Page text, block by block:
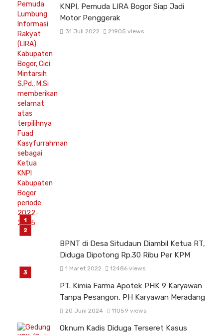
KNPI, Pemuda LIRA Bogor Siap Jadi
Motor Penggerak
31 Juli 2022 21905 views
BPNT di Desa Situdaun Diambil Ketua RT,
Diduga Dipotong Rp.30 Ribu Per KPM
1 Maret 2022 12486 views
PT. Kimia Farma Apotek PHK 9 Karyawan
Tanpa Pesangon, PH Karyawan Meradang
20 Juni 2024 11059 views
Oknum Kadis Diduga Terseret Kasus